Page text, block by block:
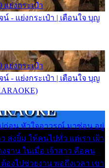
แย่งกระเป๋า
น์ - แย่งกระเป๋า | เตือนใจ บุญ
แย่งกระเป๋า
น์ - แย่งกระเป๋า | เตือนใจ บุญ
ปก่อน หัวใจอาวรณ์ มาซ่อน อยู่
ส่งยิ้ม ให้คนไปทั่ว แต่เรา เฝ้า
จาน ในเมื่อ เจ้าสาว คือคน
องไปช่วยงาน พอถึงเวลา เขา